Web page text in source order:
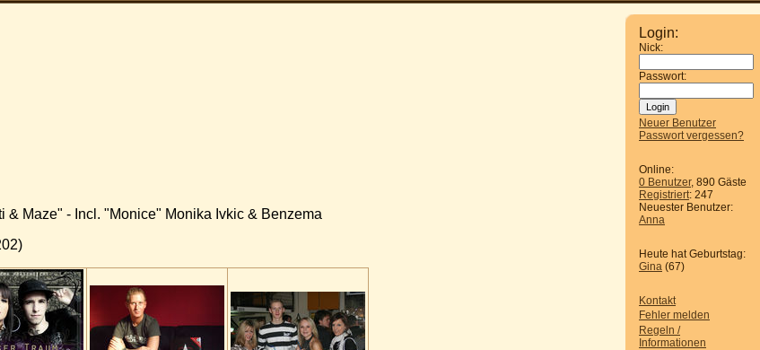
Login:
Nick:
Passwort:
Neuer Benutzer
Passwort vergessen?
Online:
0 Benutzer, 890 Gäste
Registriert: 247
Neuester Benutzer:
Anna
Heute hat Geburtstag:
Gina (67)
Kontakt
Fehler melden
Regeln /
Informationen
& Maze" - Incl. "Monice" Monika Ivkic & Benzema